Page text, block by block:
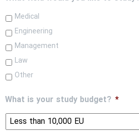
Medical
Engineering
Management
Law
Other
What is your study budget? *